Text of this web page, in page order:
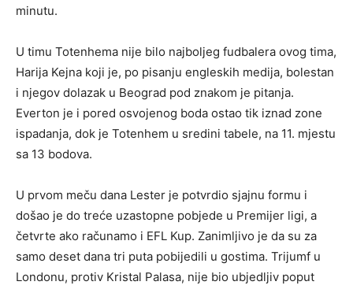
minutu.
U timu Totenhema nije bilo najboljeg fudbalera ovog tima,
Harija Kejna koji je, po pisanju engleskih medija, bolestan
i njegov dolazak u Beograd pod znakom je pitanja.
Everton je i pored osvojenog boda ostao tik iznad zone
ispadanja, dok je Totenhem u sredini tabele, na 11. mjestu
sa 13 bodova.
U prvom meču dana Lester je potvrdio sjajnu formu i
došao je do treće uzastopne pobjede u Premijer ligi, a
četvrte ako računamo i EFL Kup. Zanimljivo je da su za
samo deset dana tri puta pobijedili u gostima. Trijumf u
Londonu, protiv Kristal Palasa, nije bio ubjedljiv poput